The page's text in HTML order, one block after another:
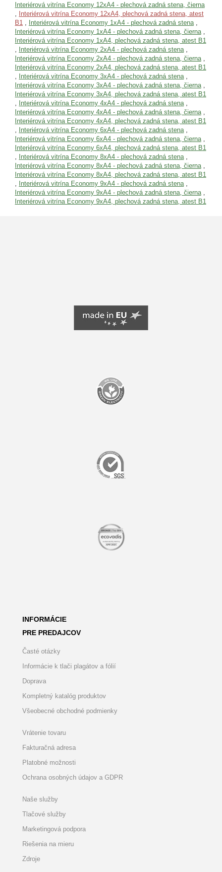
Interiérová vitrína Economy 12xA4 - plechová zadná stena, čierna
Interiérová vitrína Economy 12xA4, plechová zadná stena, atest
B1
Interiérová vitrína Economy 1xA4 - plechová zadná stena
Interiérová vitrína Economy 1xA4 - plechová zadná stena, čierna
Interiérová vitrína Economy 1xA4, plechová zadná stena, atest B1
Interiérová vitrína Economy 2xA4 - plechová zadná stena
Interiérová vitrína Economy 2xA4 - plechová zadná stena, čierna
Interiérová vitrína Economy 2xA4, plechová zadná stena, atest B1
Interiérová vitrína Economy 3xA4 - plechová zadná stena
Interiérová vitrína Economy 3xA4 - plechová zadná stena, čierna
Interiérová vitrína Economy 3xA4, plechová zadná stena, atest B1
Interiérová vitrína Economy 4xA4 - plechová zadná stena
Interiérová vitrína Economy 4xA4 - plechová zadná stena, čierna
Interiérová vitrína Economy 4xA4, plechová zadná stena, atest B1
Interiérová vitrína Economy 6xA4 - plechová zadná stena
Interiérová vitrína Economy 6xA4 - plechová zadná stena, čierna
Interiérová vitrína Economy 6xA4, plechová zadná stena, atest B1
Interiérová vitrína Economy 8xA4 - plechová zadná stena
Interiérová vitrína Economy 8xA4 - plechová zadná stena, čierna
Interiérová vitrína Economy 8xA4, plechová zadná stena, atest B1
Interiérová vitrína Economy 9xA4 - plechová zadná stena
Interiérová vitrína Economy 9xA4 - plechová zadná stena, čierna
Interiérová vitrína Economy 9xA4, plechová zadná stena, atest B1
INFORMÁCIE
PRE PREDAJCOV
Časté otázky
Informácie k tlači plagátov a fólií
Doprava
Kompletný katalóg produktov
Všeobecné obchodné podmienky
Vrátenie tovaru
Fakturačná adresa
Platobné možnosti
Ochrana osobných údajov a GDPR
Naše služby
Tlačové služby
Marketingová podpora
Riešenia na mieru
Zdroje